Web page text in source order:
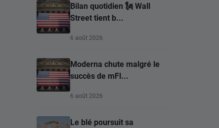
Bilan quotidien 🗽 Wall
Street tient b...
6 août 2026
Moderna chute malgré le
succès de mFl...
6 août 2026
Le blé poursuit sa